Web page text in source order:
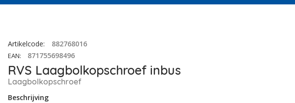
Artikelcode: 882768016
EAN: 871755698496
RVS Laagbolkopschroef inbus
Laagbolkopschroef
Beschrijving